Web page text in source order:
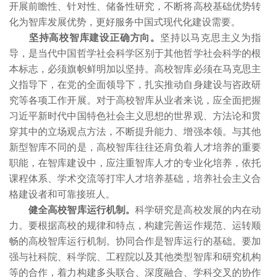
开展前瞻性、针对性、储备性研究，不断将高校基础优势转
化为智库发展优势，更好服务中国式现代化建设需要。
坚持高校智库建设正确方向。 坚持以马克思主义为指
导，是当代中国哲学社会科学区别于其他哲学社会科学的根
本标志，必须旗帜鲜明加以坚持。高校智库必须在马克思主
义指导下，在党的全面领导下，扎实推动自身建设与咨政研
究等各项工作开展。对于高校智库从业者来说，应全面把握
习近平新时代中国特色社会主义思想的世界观、方法论和贯
穿其中的立场观点方法，不断提升能力、增强本领。与其他
新型智库不同的是，高校智库往往还肩负着人才培养的重要
职能，在智库建设中，应注重智库人才的专业化培养，依托
课程体系、学术交流等打牢人才培养基础，培养社会主义合
格建设者和可靠接班人。
健全高校智库运行机制。 科学研究是高校发展的内在动
力。要根据高校的规律和特点，构建完善运作规范、运转顺
畅的高校智库运行机制。协同合作是智库运行的基础。要加
强与社科院、科学院、工程院以及其他类型智库和研究机构
等的合作，着力构建多头联合、深度融合、学科交叉的协作